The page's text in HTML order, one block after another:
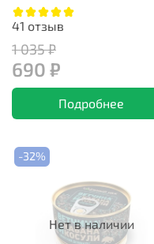
41 отзыв
1 035 ₽
690 ₽
Подробнее
Нет в наличии
-32%